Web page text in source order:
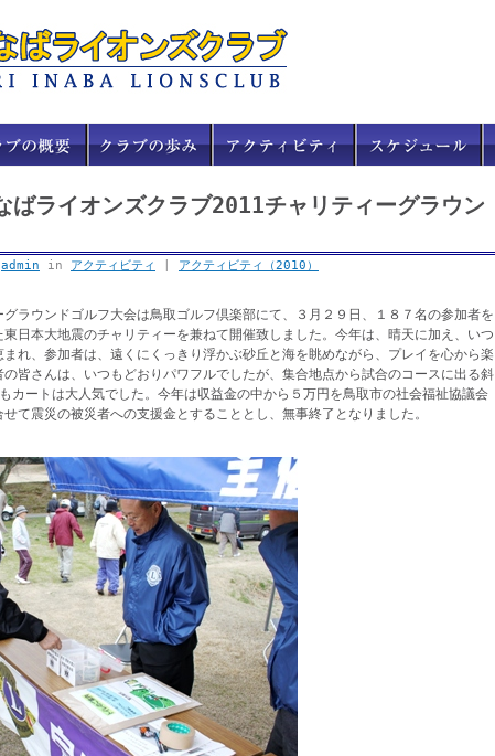
ライオンズクラブ2011チャリティーグラウン
admin in アクティビティ アクティビティ（2010）
ラウンドゴルフ大会は鳥取ゴルフ倶楽部にて、３月２９日、１８７名の参加者を
日本大地震のチャリティーを兼ねて開催致しました。今年は、晴天に加え、いつ
れ、参加者は、遠くにくっきり浮かぶ砂丘と海を眺めながら、プレイを心から楽
皆さんは、いつもどおりパワフルでしたが、集合地点から試合のコースに出る斜
カートは大人気でした。今年は収益金の中から５万円を鳥取市の社会福祉協議会
て震災の被災者への支援金とすることとし、無事終了となりました。